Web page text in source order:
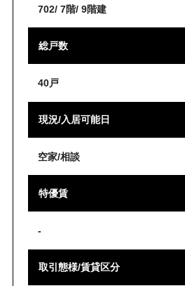
702/ 7階/ 9階建
総戸数
40戸
現況/入居可能日
空家/相談
特優賃
-
取引態様/賃貸区分